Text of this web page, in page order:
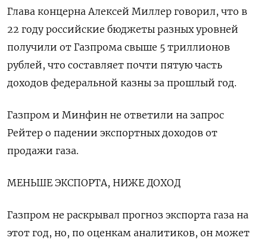
Глава концерна Алексей Миллер говорил, что в
22 году российские бюджеты разных уровней
получили от Газпрома свыше 5 триллионов
рублей, что составляет почти пятую часть
доходов федеральной казны за прошлый год.
Газпром и Минфин не ответили на запрос
Рейтер о падении экспортных доходов от
продажи газа.
МЕНЬШЕ ЭКСПОРТА, НИЖЕ ДОХОД
Газпром не раскрывал прогноз экспорта газа на
этот год, но, по оценкам аналитиков, он может